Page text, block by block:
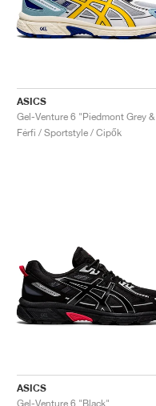
ASICS
Férfi / Sportstyle / Cipők
ASICS
Gel-Venture 6 "Black"